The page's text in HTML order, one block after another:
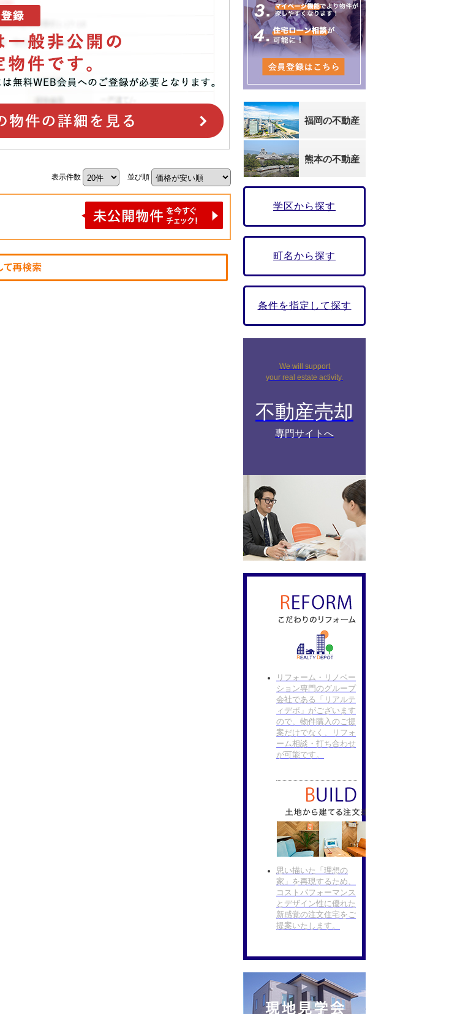
表示件数 並び順
福岡の不動産
熊本の不動産
学区から探す
町名から探す
条件を指定して探す
We will support
your real estate activity.
不動産売却
専門サイトへ
リフォーム・リノベー
ション専門のグループ
会社である「リアルテ
ィデポ」がございます
ので、物件購入のご提
案だけでなく、リフォ
ーム相談・打ち合わせ
が可能です。
思い描いた「理想の
家」を再現するため、
コストパフォーマンス
とデザイン性に優れた
新感覚の注文住宅をご
提案いたします。